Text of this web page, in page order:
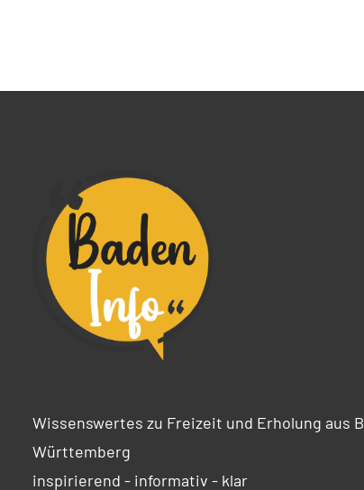
Wissenswertes zu Freizeit und Erholung aus
Württemberg
inspirierend - informativ - klar